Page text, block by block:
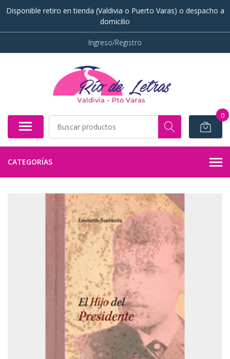
Disponible retiro en tienda (Valdivia o Puerto Varas) o despacho a
domicilio
Ingreso/Registro
0
CATEGORÍAS